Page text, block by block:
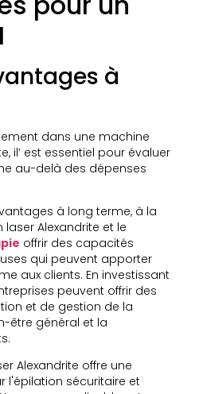
à
dans une machine
il’ est essentiel pour évaluer
au-delà des dépenses
à long terme, à la
Alexandrite et le
offrir des capacités
qui peuvent apporter
aux clients. En investissant
peuvent offrir des
et de gestion de la
être général et la
Alexandrite offre une
l'épilation sécuritaire et